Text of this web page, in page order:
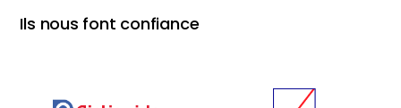
Ils nous font confiance